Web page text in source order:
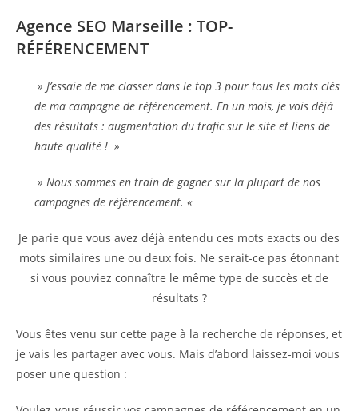
Agence SEO Marseille : TOP-
RÉFÉRENCEMENT
» J’essaie de me classer dans le top 3 pour tous les mots clés
de ma campagne de référencement. En un mois, je vois déjà
des résultats : augmentation du trafic sur le site et liens de
haute qualité ! »
» Nous sommes en train de gagner sur la plupart de nos
campagnes de référencement. «
Je parie que vous avez déjà entendu ces mots exacts ou des
mots similaires une ou deux fois. Ne serait-ce pas étonnant
si vous pouviez connaître le même type de succès et de
résultats ?
Vous êtes venu sur cette page à la recherche de réponses, et
je vais les partager avec vous. Mais d’abord laissez-moi vous
poser une question :